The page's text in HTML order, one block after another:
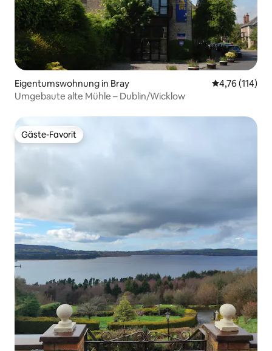
Eigentumswohnung in Bray
4,76 (114)
Umgebaute alte Mühle – Dublin/Wicklow
Gäste-Favorit
Gäste-Favorit